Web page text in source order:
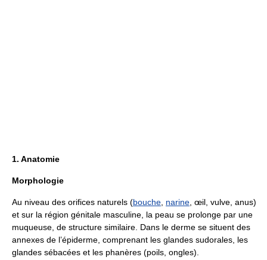
1. Anatomie
Morphologie
Au niveau des orifices naturels (bouche narine , œil, vulve, anus)
et sur la région génitale masculine, la peau se prolonge par une
muqueuse, de structure similaire. Dans le derme se situent des
annexes de l’épiderme, comprenant les glandes sudorales, les
glandes sébacées et les phanères (poils, ongles).